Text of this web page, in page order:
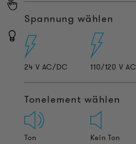
Spannung wählen
24 V AC/DC 110/120 V AC
Tonelement wählen
Ton Kein Ton